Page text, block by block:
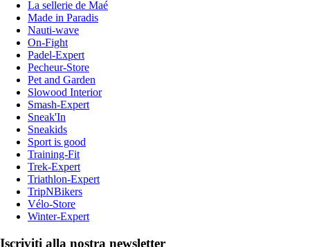
La sellerie de Maé
Made in Paradis
Nauti-wave
On-Fight
Padel-Expert
Pecheur-Store
Pet and Garden
Slowood Interior
Smash-Expert
Sneak'In
Sneakids
Sport is good
Training-Fit
Trek-Expert
Triathlon-Expert
TripNBikers
Vélo-Store
Winter-Expert
Iscriviti alla nostra newsletter